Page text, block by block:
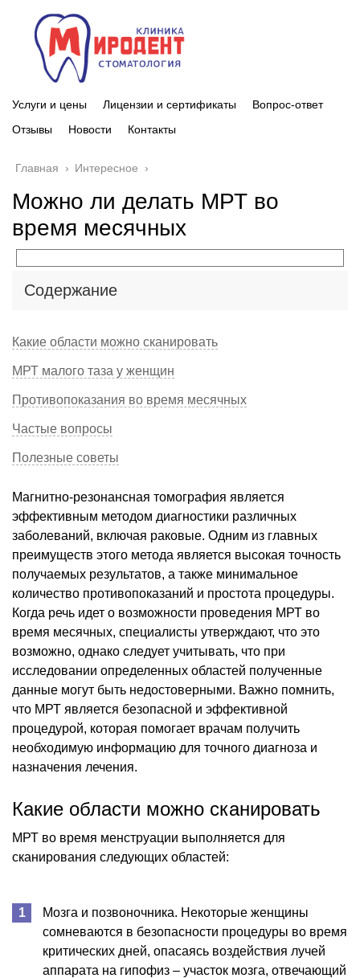
Услуги и цены Лицензии и сертификаты
Вопрос-ответ
Отзывы
Новости Контакты
Главная › Интересное ›
Можно ли делать МРТ во
время месячных
Содержание
Какие области можно сканировать
МРТ малого таза у женщин
Противопоказания во время месячных
Частые вопросы
Полезные советы
Магнитно-резонансная томография является
эффективным методом диагностики различных
заболеваний, включая раковые. Одним из главных
преимуществ этого метода является высокая точность
получаемых результатов, а также минимальное
количество противопоказаний и простота процедуры.
Когда речь идет о возможности проведения МРТ во
время месячных, специалисты утверждают, что это
возможно, однако следует учитывать, что при
исследовании определенных областей полученные
данные могут быть недостоверными. Важно помнить,
что МРТ является безопасной и эффективной
процедурой, которая помогает врачам получить
необходимую информацию для точного диагноза и
назначения лечения.
Какие области можно сканировать
МРТ во время менструации выполняется для
сканирования следующих областей:
Мозга и позвоночника. Некоторые женщины
сомневаются в безопасности процедуры во время
критических дней, опасаясь воздействия лучей
аппарата на гипофиз – участок мозга, отвечающий